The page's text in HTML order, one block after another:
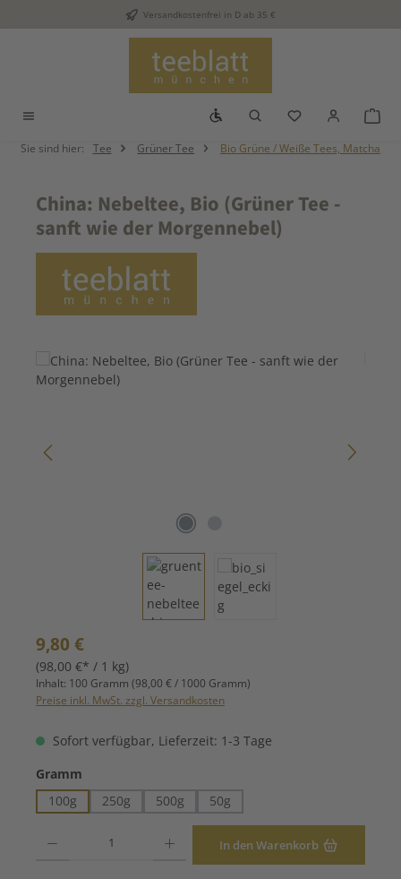
Zum Hauptinhalt springenVersandkostenfrei in D ab 35 €
Werkzeugleiste anzeigen
Du hast 0
Sie sind hier: Tee Grüner Tee Bio Grüne / Weiße Tees, Matcha
China: Nebeltee, Bio (Grüner Tee -
sanft wie der Morgennebel)
Bildergalerie überspringen
Regulärer Preis:
9,80 €
(98,00 €* / 1 kg)
Inhalt: 100 Gramm (98,00 € / 1000 Gramm)
Preise inkl. MwSt. zzgl. Versandkosten
Sofort verfügbar, Lieferzeit: 1-3 Tage
Gramm
100g
250g 500g 50g
In den Warenkorb